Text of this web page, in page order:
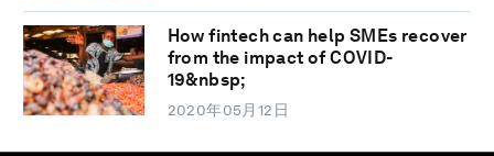
How fintech can help SMEs recover
from the impact of COVID-
19&nbsp;
2020年05月12日